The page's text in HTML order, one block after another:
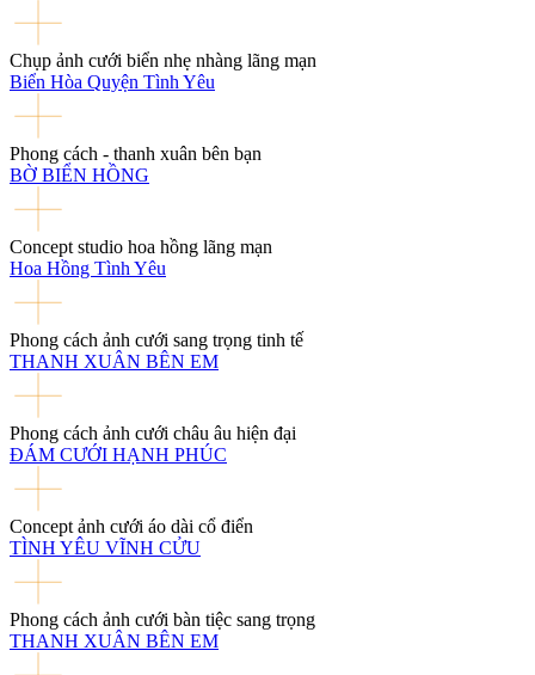
Chụp ảnh cưới biển nhẹ nhàng lãng mạn
Biển Hòa Quyện Tình Yêu
Phong cách - thanh xuân bên bạn
BỜ BIỂN HỒNG
Concept studio hoa hồng lãng mạn
Hoa Hồng Tình Yêu
Phong cách ảnh cưới sang trọng tinh tế
THANH XUÂN BÊN EM
Phong cách ảnh cưới châu âu hiện đại
ĐÁM CƯỚI HẠNH PHÚC
Concept ảnh cưới áo dài cổ điển
TÌNH YÊU VĨNH CỬU
Phong cách ảnh cưới bàn tiệc sang trọng
THANH XUÂN BÊN EM